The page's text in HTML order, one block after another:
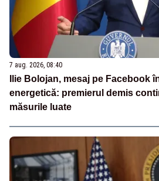
7 aug. 2026, 08:40
Ilie Bolojan, mesaj pe Facebook
energetică: premierul demis
măsurile luate